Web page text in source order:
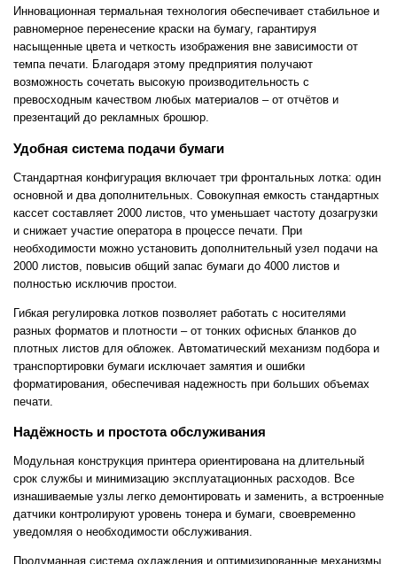
Инновационная термальная технология обеспечивает стабильное и
равномерное перенесение краски на бумагу, гарантируя
насыщенные цвета и четкость изображения вне зависимости от
темпа печати. Благодаря этому предприятия получают
возможность сочетать высокую производительность с
превосходным качеством любых материалов – от отчётов и
презентаций до рекламных брошюр.
Удобная система подачи бумаги
Стандартная конфигурация включает три фронтальных лотка: один
основной и два дополнительных. Совокупная емкость стандартных
кассет составляет 2000 листов, что уменьшает частоту дозагрузки
и снижает участие оператора в процессе печати. При
необходимости можно установить дополнительный узел подачи на
2000 листов, повысив общий запас бумаги до 4000 листов и
полностью исключив простои.
Гибкая регулировка лотков позволяет работать с носителями
разных форматов и плотности – от тонких офисных бланков до
плотных листов для обложек. Автоматический механизм подбора и
транспортировки бумаги исключает замятия и ошибки
форматирования, обеспечивая надежность при больших объемах
печати.
Надёжность и простота обслуживания
Модульная конструкция принтера ориентирована на длительный
срок службы и минимизацию эксплуатационных расходов. Все
изнашиваемые узлы легко демонтировать и заменить, а встроенные
датчики контролируют уровень тонера и бумаги, своевременно
уведомляя о необходимости обслуживания.
Продуманная система охлаждения и оптимизированные механизмы